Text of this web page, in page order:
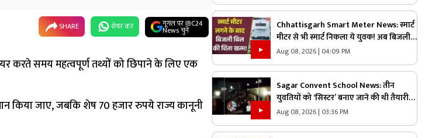
SHARE शेयर कर गूगल पर IBC24
News चुनें
करते समय महत्वपूर्ण तथ्यों को छिपाने के लिए एक
किया जाए, जबकि शेष 70 हजार रुपये राज्य कानूनी
Chhattisgarh Smart Meter News: स्मार्ट
मीटर से भी स्मार्ट निकला ये युवक! अब बिजली
बिल की चिंता खत्म |
Aug 08, 2026 | 04:09 PM
Sagar Convent School News: तीन
युवतियों को ‘सिस्टर’ बनाए जाने की थी तैयारी…
तभी आ धमके हिन्दू संगठन के लोग और पुलिस,
स्कूल में मचा बवाल
Aug 08, 2026 | 03:36 PM